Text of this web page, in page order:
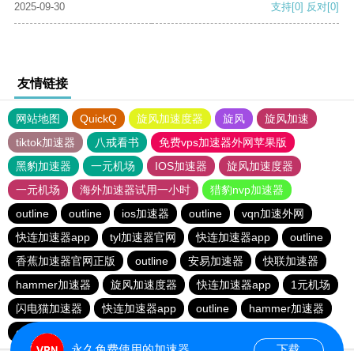
2025-09-30 支持[0] 反对[0]
友情链接
网站地图 QuickQ 旋风加速度器 旋风
旋风加速
tiktok加速器
八戒看书
免费vps加速器外网苹果版
黑豹加速器
一元机场 IOS加速器
旋风加速度器
一元机场
海外加速器试用一小时
猎豹nvp加速器
outline
outline ios加速器 outline
vqn加速外网
快连加速器app
tyl加速器官网 快连加速器app
outline
香蕉加速器官网正版
outline 安易加速器
快联加速器
hammer加速器
旋风加速度器 快连加速器app
1元机场
闪电猫加速器
快连加速器app outline
hammer加速器
outline